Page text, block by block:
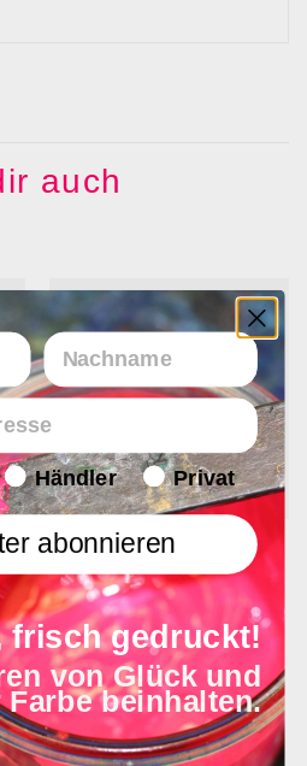
auch
Serviette Leinen Grau
19,90
Nachname
Endverbraucher/Haendler
Händler Privat
abonnieren
frisch gedruckt!
von Glück und
beinhalten.